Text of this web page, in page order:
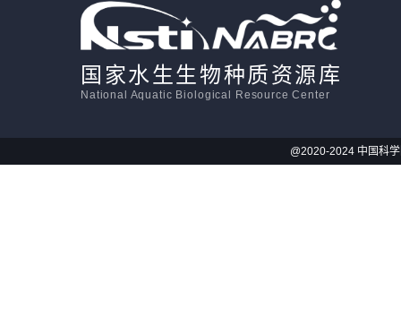
国家水生生物种质资源库
National Aquatic Biological Resource Center
@2020-2024 中国科